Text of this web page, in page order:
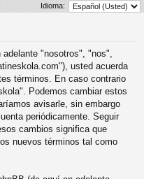
ar rss
Idioma:
"nosotros", "nos",
usted acuerda
términos. En caso contrario
Podemos cambiar estos
avisarle, sin embargo
periódicamente. Seguir
cambios significa que
nuevos términos tal como